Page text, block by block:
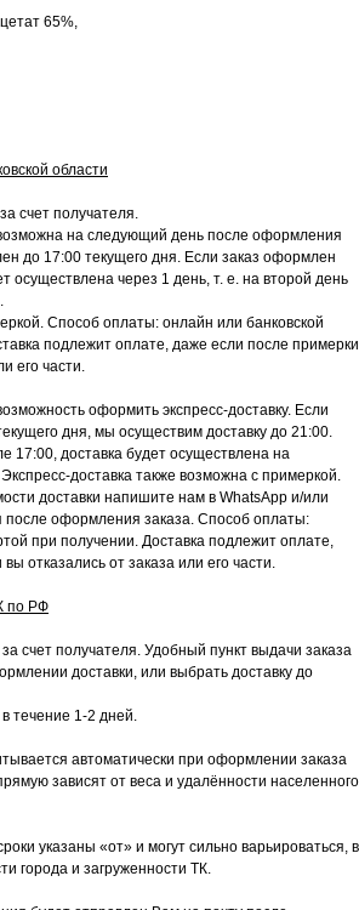
65%,
области
счет получателя.
на следующий день после оформления
до 17:00 текущего дня. Если заказ оформлен
осуществлена через 1 день, т. е. на второй день
Способ оплаты: онлайн или банковской
подлежит оплате, даже если после примерки
его части.
оформить экспресс-доставку. Если
дня, мы осуществим доставку до 21:00.
17:00, доставка будет осуществлена на
доставка также возможна с примеркой.
доставки напишите нам в WhatsApp и/или
после оформления заказа. Способ оплаты:
при получении. Доставка подлежит оплате,
отказались от заказа или его части.
по РФ
счет получателя. Удобный пункт выдачи заказа
доставки, или выбрать доставку до
течение 1-2 дней.
автоматически при оформлении заказа
зависят от веса и удалённости населенного
указаны «от» и могут сильно варьироваться, в
города и загруженности ТК.